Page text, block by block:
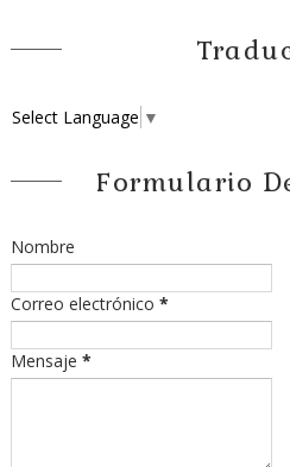
Select Language ▼
Formulario
Nombre
Correo electrónico *
Mensaje *